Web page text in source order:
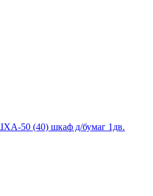
50 (40) шкаф д/бумаг 1дв.